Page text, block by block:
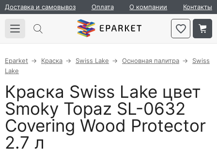
Доставка и самовывоз Оплата О компании Контакты
Eparket Краска Swiss Lake Основная палитра
Swiss
Lake
Краска Swiss Lake цвет
Smoky Topaz SL-0632
Covering Wood Protector
2.7 л